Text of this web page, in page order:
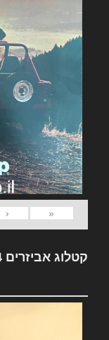
«
‹
קטלוג אביזרים Jeep 1984